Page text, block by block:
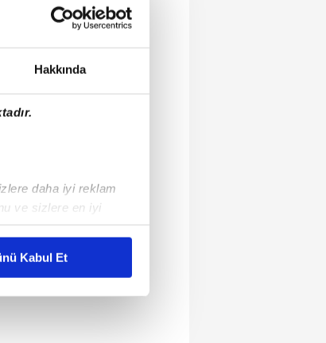
Hakkında
daha iyi reklam
ve sizlere en iyi
karşılamak
Kabul Et